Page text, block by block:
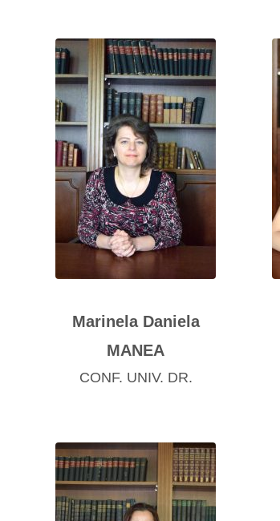
Marinela Daniela
MANEA
CONF. UNIV. DR.